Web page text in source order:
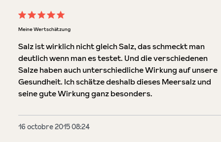
Évaluation avec une note de 5 sur 5 étoiles
Meine Wertschätzung
Salz ist wirklich nicht gleich Salz, das schmeckt man
deutlich wenn man es testet. Und die verschiedenen
Salze haben auch unterschiedliche Wirkung auf unsere
Gesundheit. Ich schätze deshalb dieses Meersalz und
seine gute Wirkung ganz besonders.
16 octobre 2015 08:24